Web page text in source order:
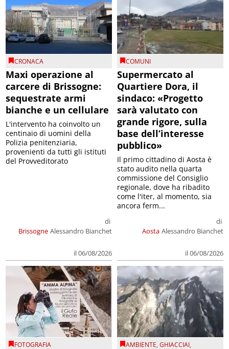
CRONACA
Maxi operazione al
carcere di Brissogne:
sequestrate armi
bianche e un cellulare
Brissogne
di
Alessandro Bianchet
il 06/08/2026
L'intervento ha coinvolto un
centinaio di uomini della
Polizia penitenziaria,
provenienti da tutti gli istituti
del Provveditorato
COMUNI
Supermercato al
Quartiere Dora, il
sindaco: «Progetto
sarà valutato con
grande rigore, sulla
base dell’interesse
pubblico»
Aosta
di
Alessandro Bianchet
il 06/08/2026
Il primo cittadino di Aosta è
stato audito nella quarta
commissione del Consiglio
regionale, dove ha ribadito
come l'iter, al momento, sia
ancora ferm...
FOTOGRAFIA AMBIENTE,GHIACCIAI,